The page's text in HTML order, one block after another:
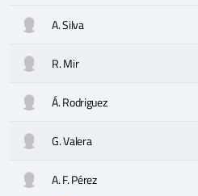
A. Silva
R. Mir
Á. Rodriguez
G. Valera
A. F. Pérez